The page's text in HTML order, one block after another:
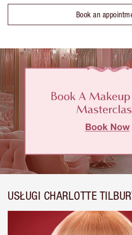
Book an
USŁUGI CHARLOTTE